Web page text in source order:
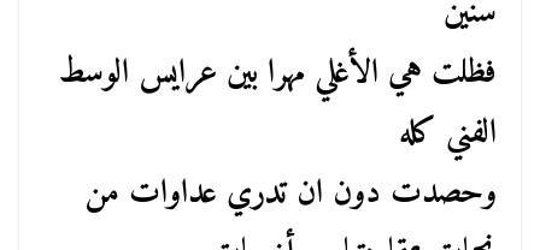
سنين
فظلت هي الأغلي مهرا بين عرايس الوسط
الفني كله
وحصدت دون ان تدري عداوات من